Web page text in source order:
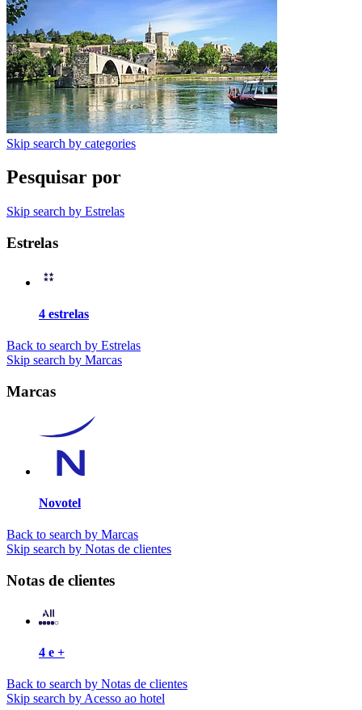
Skip search by categories
Pesquisar por
Skip search by Estrelas
Estrelas
4 estrelas
Back to search by Estrelas
Skip search by Marcas
Marcas
Novotel
Back to search by Marcas
Skip search by Notas de clientes
Notas de clientes
4 e +
Back to search by Notas de clientes
Skip search by Acesso ao hotel